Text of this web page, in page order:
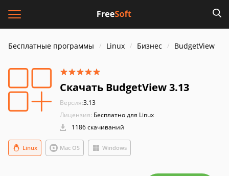
Бесплатные программы Linux Бизнес BudgetView
Скачать BudgetView 3.13
Версия:3.13
Лицензия: Бесплатно для Linux
1186 скачиваний
Mac OS
Linux Windows